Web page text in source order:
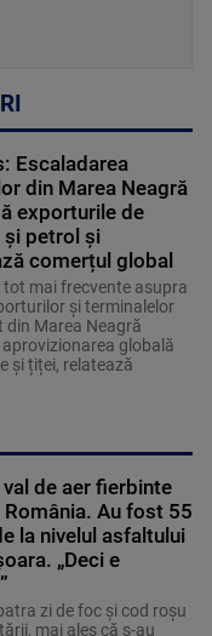
Escaladarea
din Marea Neagră
exporturile de
și petrol și
comerțul global
tot mai frecvente asupra
și terminalelor
din Marea Neagră
globală
și țiței, relatează
de aer fierbinte
Au fost 55
la nivelul asfaltului
„Deci e
zi de foc și cod roșu
mai ales că s-au